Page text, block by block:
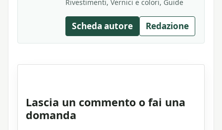
Rivestimenti, Vernici e colori, Guide
Scheda autore Redazione
Lascia un commento o fai una
domanda